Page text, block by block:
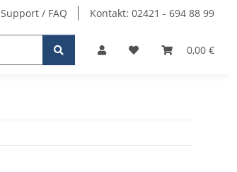
Support / FAQ Kontakt: 02421 - 694 88 99
0,00 €